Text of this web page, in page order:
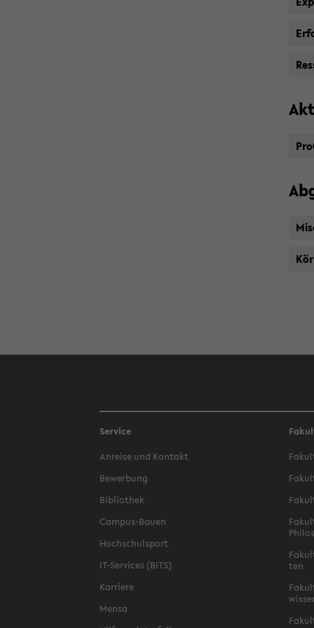
Service
An­rei­se und Kon­takt
Be­wer­bung
Bi­blio­thek
Campus-​Bauen
Hoch­schul­sport
IT-​Services (BITS)
Kar­rie­re
Mensa
ten